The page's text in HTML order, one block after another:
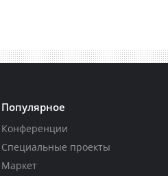
Популярное
Конференции
Специальные проекты
Маркет